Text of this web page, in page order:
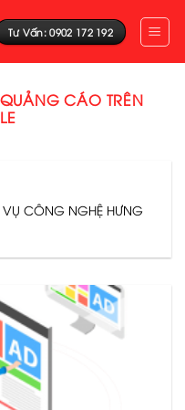
Tư Vấn: 0902 172 192
CÁO TRÊN
VỤ CÔNG NGHỆ HƯNG